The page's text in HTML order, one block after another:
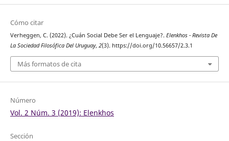
Cómo citar
Verheggen, C. (2022). ¿Cuán Social Debe Ser el Lenguaje?. Elenkhos - Revista De
La Sociedad Filosófica Del Uruguay, 2(3). https://doi.org/10.56657/2.3.1
Más formatos de cita
Número
Vol. 2 Núm. 3 (2019): Elenkhos
Sección